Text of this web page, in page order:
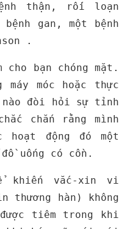
thận, rối loạn
gan, một bệnh
.
bạn chóng mặt.
móc hoặc thực
nào đòi hỏi sự tỉnh
chắn rằng mình
động đó một
uống có cồn.
khiến vắc-xin vi
thương hàn) không
tiêm trong khi